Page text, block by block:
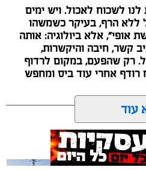
לשכוח לאכול. ויש ימים
ללא הרף, בעיקר כשמשהו
אופי", אלא ביולוגיה: אותה
קשר, חיבה והיקשרות,
רק שהפעם, במקום לרדוף
רודף אחרי עוד ביס ומחפש
עוד
אותך גם